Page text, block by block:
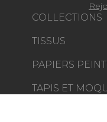
COLLECTIONS
TISSUS
PAPIERS
TAPIS ET